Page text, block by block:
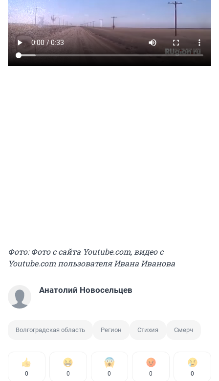
Фото: Фото с сайта Youtube.com, видео с
Youtube.com пользователя Ивана Иванова
Анатолий Новосельцев
Волгоградская область Регион Стихия Смерч
0 0 0 0 0